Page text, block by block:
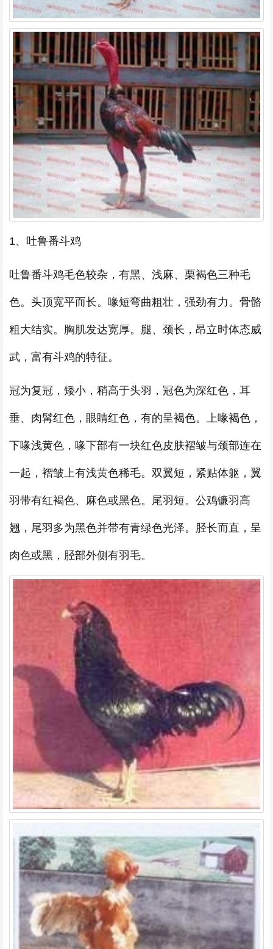
1、吐鲁番斗鸡
吐鲁番斗鸡毛色较杂，有黑、浅麻、栗褐色三种毛
色。头顶宽平而长。喙短弯曲粗壮，强劲有力。骨骼
粗大结实。胸肌发达宽厚。腿、颈长，昂立时体态威
武，富有斗鸡的特征。
冠为复冠，矮小，稍高于头羽，冠色为深红色，耳
垂、肉髯红色，眼睛红色，有的呈褐色。上喙褐色，
下喙浅黄色，喙下部有一块红色皮肤褶皱与颈部连在
一起，褶皱上有浅黄色稀毛。双翼短，紧贴体躯，翼
羽带有红褐色、麻色或黑色。尾羽短。公鸡镰羽高
翘，尾羽多为黑色并带有青绿色光泽。胫长而直，呈
肉色或黑，胫部外侧有羽毛。